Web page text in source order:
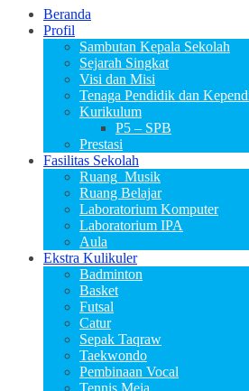
Beranda
Profil
Sambutan Kepala Sekolah
Sejarah Singkat
Visi dan Misi
Tenaga Pendidik dan
Kurikulum
P5 – SPB
Prestasi
Fasilitas Sekolah
Ruang_Musik
Ruang Belajar
Laboratorium Komputer
Laboratorium IPA
Aula
Ekstra Kulikuler
Badminton
Basket
Futsal
Catur
Sepak Taqraw
Taekwondo
Pembinaan Vocal
Tennis Meja